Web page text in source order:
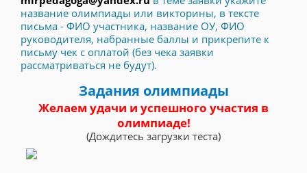
название олимпиады или викторины, в тексте
письма - ФИО участника, название ОУ, ФИО
руководителя, набранные баллы и прикрепите к
письму чек с оплатой (без чека заявки
рассматриваться не будут).
Задания олимпиады
Желаем удачи и успешного участия в
олимпиаде!
(Дождитесь загрузки теста)